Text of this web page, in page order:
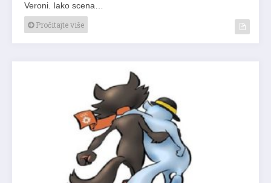
Veroni. Iako scena…
Pročitajte više